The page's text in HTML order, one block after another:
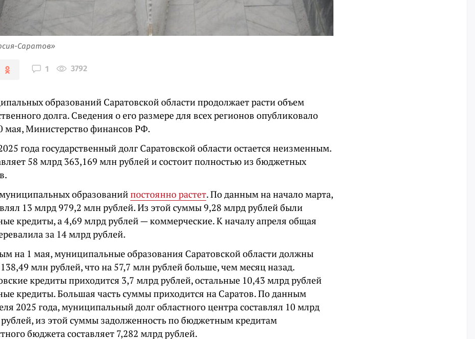
Саратов»
1 3792
образований Саратовской области продолжает расти объем
долга. Сведения о его размере для всех регионов опубликовало
мая, Министерство финансов РФ.
года государственный долг Саратовской области остается неизменным.
58 млрд 363,169 млн рублей и состоит полностью из бюджетных
образованийпостоянно растет. По данным на начало марта,
13 млрд 979,2 млн рублей. Из этой суммы 9,28 млрд рублей были
кредиты, а 4,69 млрд рублей — коммерческие. К началу апреля общая
за 14 млрд рублей.
на 1 мая, муниципальные образования Саратовской области должны
млн рублей, что на 57,7 млн рублей больше, чем месяц назад.
кредиты приходится 3,7 млрд рублей, остальные 10,43 млрд рублей
кредиты. Большая часть суммы приходится на Саратов. По данным
2025 года, муниципальный долг областного центра составлял 10 млрд
из этой суммы задолженность по бюджетным кредитам
бюджета составляет 7,282 млрд рублей.